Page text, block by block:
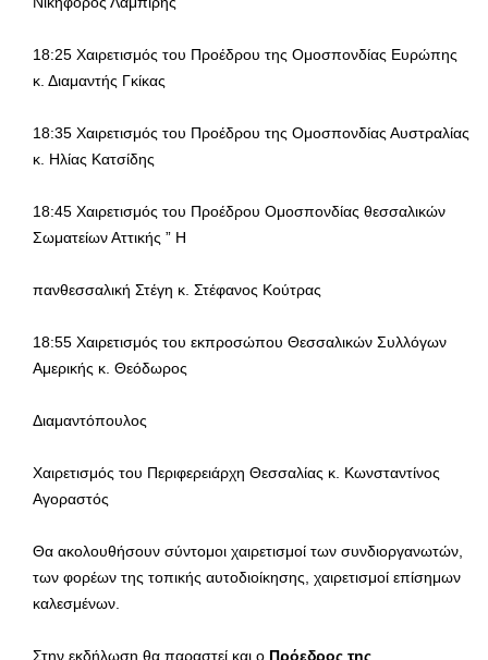
18:25 Χαιρετισμός του Προέδρου της Ομοσπονδίας Ευρώπης
κ. Διαμαντής Γκίκας
18:35 Χαιρετισμός του Προέδρου της Ομοσπονδίας Αυστραλίας
κ. Ηλίας Κατσίδης
18:45 Χαιρετισμός του Προέδρου Ομοσπονδίας θεσσαλικών
Σωματείων Αττικής ” Η
πανθεσσαλική Στέγη κ. Στέφανος Κούτρας
18:55 Χαιρετισμός του εκπροσώπου Θεσσαλικών Συλλόγων
Αμερικής κ. Θεόδωρος
Διαμαντόπουλος
Χαιρετισμός του Περιφερειάρχη Θεσσαλίας κ. Κωνσταντίνος
Αγοραστός
Θα ακολουθήσουν σύντομοι χαιρετισμοί των συνδιοργανωτών,
των φορέων της τοπικής αυτοδιοίκησης, χαιρετισμοί επίσημων
καλεσμένων.
Στην εκδήλωση θα παραστεί και ο Πρόεδρος της